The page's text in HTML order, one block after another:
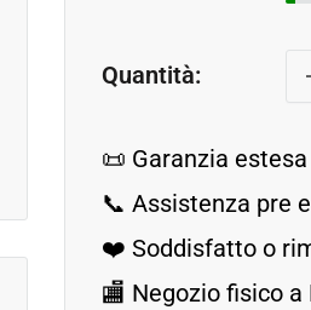
Quantità:
📜 Garanzia
📞 Assistenza pre
❤️ Soddisfatto o
🏬 Negozio fisico a